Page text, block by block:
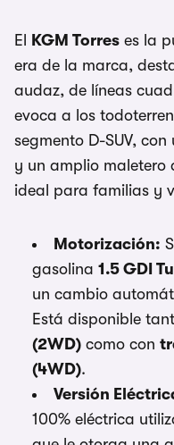
El KGM Torres es la
era de la marca,
audaz, de líneas
evoca a los
segmento D-SUV,
y un amplio maletero
ideal para familias y
Motorización:
gasolina 1.5 GDI
un cambio
Está disponible
(2WD) como con
(4WD).
Versión
100% eléctrica